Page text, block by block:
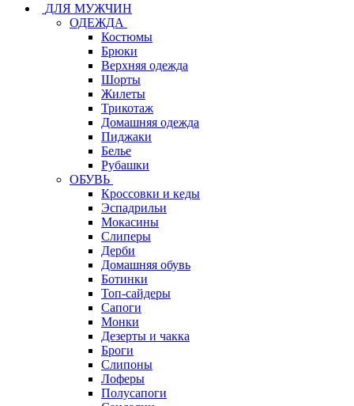
ДЛЯ МУЖЧИН
ОДЕЖДА
Костюмы
Брюки
Верхняя одежда
Шорты
Жилеты
Трикотаж
Домашняя одежда
Пиджаки
Белье
Рубашки
ОБУВЬ
Кроссовки и кеды
Эспадрильи
Мокасины
Слиперы
Дерби
Домашняя обувь
Ботинки
Топ-сайдеры
Сапоги
Монки
Дезерты и чакка
Броги
Слипоны
Лоферы
Полусапоги